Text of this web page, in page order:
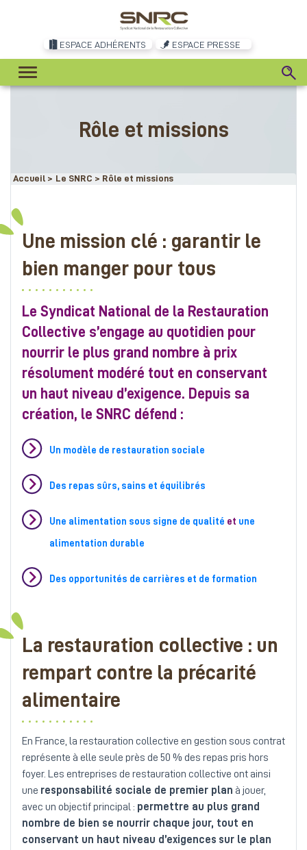
ESPACE ADHÉRENTS ESPACE PRESSE
Rôle et missions
Accueil > Le SNRC > Rôle et missions
Une mission clé : garantir le
bien manger pour tous
Le Syndicat National de la Restauration
Collective s’engage au quotidien pour
nourrir le plus grand nombre à prix
résolument modéré tout en conservant
un haut niveau d’exigence. Depuis sa
création, le SNRC défend :
Un modèle de restauration sociale
Des repas sûrs, sains et équilibrés
Une alimentation sous signe de qualité et une
alimentation durable
Des opportunités de carrières et de formation
La restauration collective : un
rempart contre la précarité
alimentaire
En France, la restauration collective en gestion sous contrat
représente à elle seule près de 50 % des repas pris hors
foyer. Les entreprises de restauration collective ont ainsi
une responsabilité sociale de premier plan à jouer,
avec un objectif principal : permettre au plus grand
nombre de bien se nourrir chaque jour, tout en
conservant un haut niveau d’exigences sur le plan